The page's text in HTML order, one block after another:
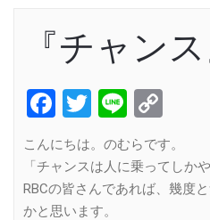
『チャンス
Facebook
Twitter
Line
Link
こんにちは。のむらです。
「チャンスは人に乗ってしか
RBCの皆さんであれば、幾度
かと思います。